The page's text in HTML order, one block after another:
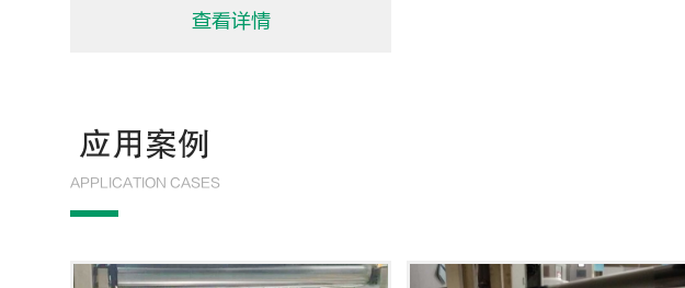
查看详情
应用案例
APPLICATION CASES